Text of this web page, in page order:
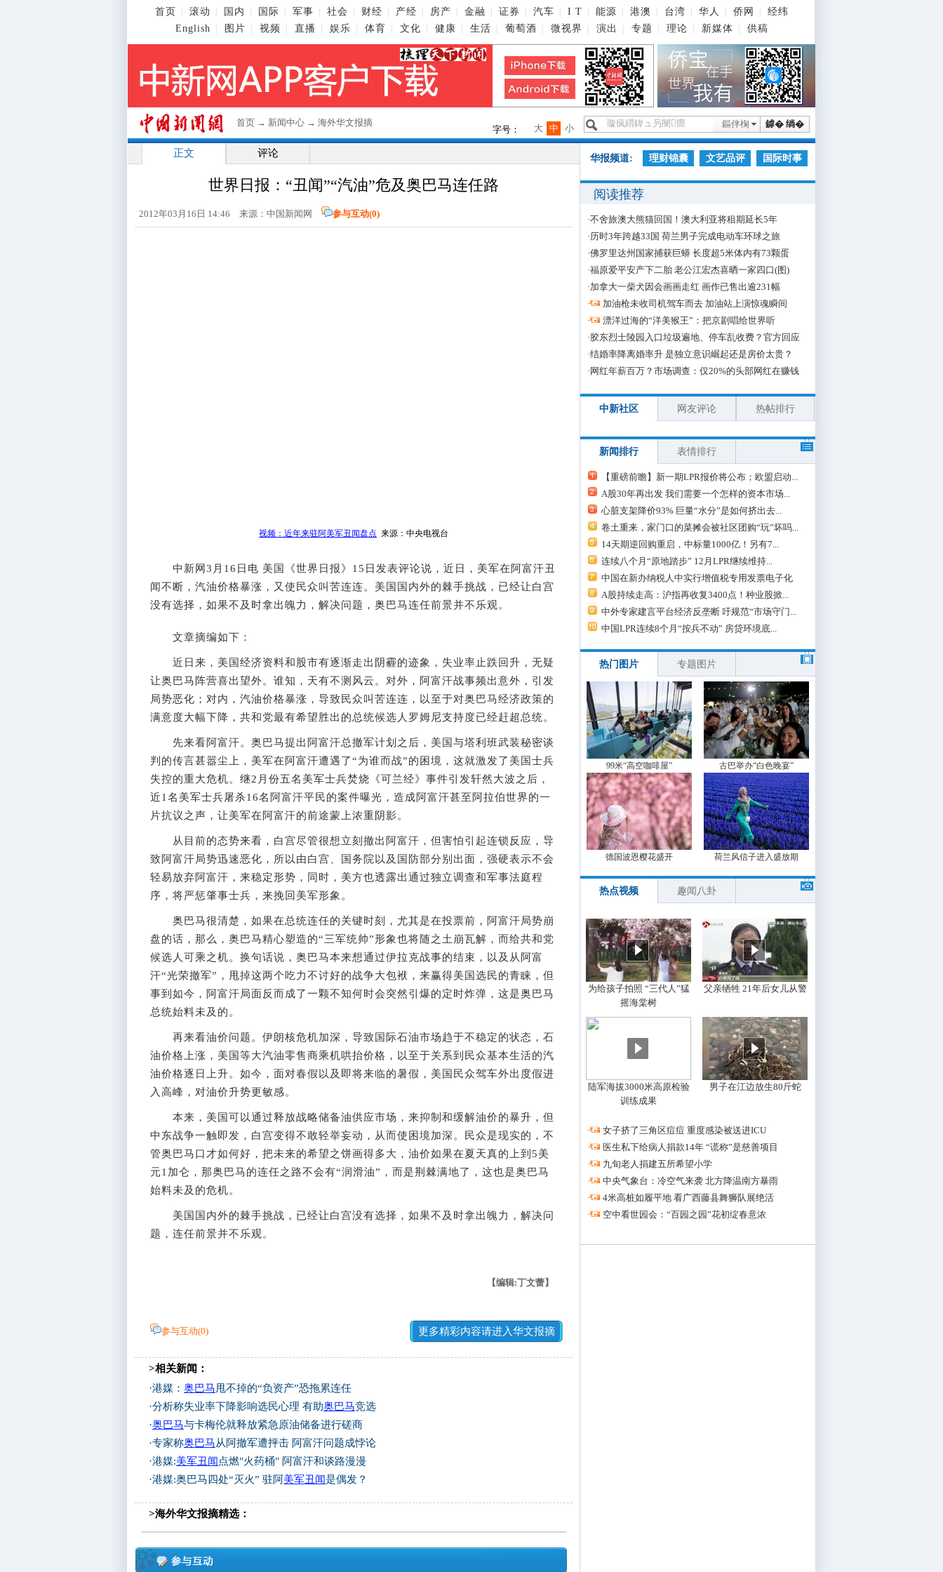
首页 滚动 国内 国际 军事 社会 财经 产经 房产 金融 证券 汽车 I T 能源 港澳 台湾 华人 侨网
经纬
English
图片 视频 直播 娱乐 体育 文化 健康 生活 葡萄酒 微视界 演出 专题 理论 新媒体 供稿
首页 → 新闻中心 → 海外华文报摘 鎼� 绱�
鏂伴椈
字号： 小
中
大
正文 评论
世界日报：“丑闻”“汽油”危及奥巴马连任路
2012年03月16日 14:46 来源：中国新闻网 参与互动(0)
视频：近年来驻阿美军丑闻盘点 来源：中央电视台
中新网3月16日电 美国《世界日报》15日发表评论说，近日，美军在阿富汗丑
闻不断，汽油价格暴涨，又使民众叫苦连连。美国国内外的棘手挑战，已经让白宫
没有选择，如果不及时拿出魄力，解决问题，奥巴马连任前景并不乐观。
文章摘编如下：
近日来，美国经济资料和股市有逐渐走出阴霾的迹象，失业率止跌回升，无疑
让奥巴马阵营喜出望外。谁知，天有不测风云。对外，阿富汗战事频出意外，引发
局势恶化；对内，汽油价格暴涨，导致民众叫苦连连，以至于对奥巴马经济政策的
满意度大幅下降，共和党最有希望胜出的总统候选人罗姆尼支持度已经赶超总统。
先来看阿富汗。奥巴马提出阿富汗总撤军计划之后，美国与塔利班武装秘密谈
判的传言甚嚣尘上，美军在阿富汗遭遇了“为谁而战”的困境，这就激发了美国士兵
失控的重大危机。继2月份五名美军士兵焚烧《可兰经》事件引发轩然大波之后，
近1名美军士兵屠杀16名阿富汗平民的案件曝光，造成阿富汗甚至阿拉伯世界的一
片抗议之声，让美军在阿富汗的前途蒙上浓重阴影。
从目前的态势来看，白宫尽管很想立刻撤出阿富汗，但害怕引起连锁反应，导
致阿富汗局势迅速恶化，所以由白宫、国务院以及国防部分别出面，强硬表示不会
轻易放弃阿富汗，来稳定形势，同时，美方也透露出通过独立调查和军事法庭程
序，将严惩肇事士兵，来挽回美军形象。
奥巴马很清楚，如果在总统连任的关键时刻，尤其是在投票前，阿富汗局势崩
盘的话，那么，奥巴马精心塑造的“三军统帅”形象也将随之土崩瓦解，而给共和党
候选人可乘之机。换句话说，奥巴马本来想通过伊拉克战事的结束，以及从阿富
汗“光荣撤军”，甩掉这两个吃力不讨好的战争大包袱，来赢得美国选民的青睐，但
事到如今，阿富汗局面反而成了一颗不知何时会突然引爆的定时炸弹，这是奥巴马
总统始料未及的。
再来看油价问题。伊朗核危机加深，导致国际石油市场趋于不稳定的状态，石
油价格上涨，美国等大汽油零售商乘机哄抬价格，以至于关系到民众基本生活的汽
油价格逐日上升。如今，面对春假以及即将来临的暑假，美国民众驾车外出度假进
入高峰，对油价升势更敏感。
本来，美国可以通过释放战略储备油供应市场，来抑制和缓解油价的暴升，但
中东战争一触即发，白宫变得不敢轻举妄动，从而使困境加深。民众是现实的，不
管奥巴马口才如何好，把未来的希望之饼画得多大，油价如果在夏天真的上到5美
元1加仑，那奥巴马的连任之路不会有“润滑油”，而是荆棘满地了，这也是奥巴马
始料未及的危机。
美国国内外的棘手挑战，已经让白宫没有选择，如果不及时拿出魄力，解决问
题，连任前景并不乐观。
【编辑:丁文蕾】
参与互动(0) 更多精彩内容请进入华文报摘
>相关新闻：
·港媒： 奥巴马甩不掉的“负资产”恐拖累连任
·分析称失业率下降影响选民心理 有助奥巴马竞选
·奥巴马与卡梅伦就释放紧急原油储备进行磋商
·专家称奥巴马从阿撤军遭抨击 阿富汗问题成悖论
·港媒:美军丑闻 点燃"火药桶" 阿富汗和谈路漫漫
·港媒:奥巴马四处“灭火” 驻阿美军丑闻是偶发？
>海外华文报摘精选：
华报频道: 理财锦囊 文艺品评 国际时事
阅读推荐
·不舍旅澳大熊猫回国！澳大利亚将租期延长5年
·历时3年跨越33国 荷兰男子完成电动车环球之旅
·佛罗里达州国家捕获巨蟒 长度超5米体内有73颗蛋
·福原爱平安产下二胎 老公江宏杰喜晒一家四口(图)
·加拿大一柴犬因会画画走红 画作已售出逾231幅
·
加油枪未收司机驾车而去 加油站上演惊魂瞬间
·
漂洋过海的“洋美猴王”：把京剧唱给世界听
·胶东烈士陵园入口垃圾遍地、停车乱收费？官方回应
·结婚率降离婚率升 是独立意识崛起还是房价太贵？
· 网红年薪百万？市场调查：仅20%的头部网红在赚钱
中新社区 网友评论 热帖排行
新闻排行 表情排行
【重磅前瞻】新一期LPR报价将公布；欧盟启动...
A股30年再出发 我们需要一个怎样的资本市场...
心脏支架降价93% 巨量“水分”是如何挤出去...
卷土重来，家门口的菜摊会被社区团购“玩”坏吗...
14天期逆回购重启，中标量1000亿！另有7...
连续八个月“原地踏步” 12月LPR继续维持...
中国在新办纳税人中实行增值税专用发票电子化
A股持续走高：沪指再收复3400点！种业股掀...
中外专家建言平台经济反垄断 吁规范“市场守门...
中国LPR连续8个月“按兵不动” 房贷环境底...
热门图片 专题图片
99米“高空咖啡屋” 古巴举办“白色晚宴”
德国波恩樱花盛开 荷兰风信子进入盛放期
热点视频 趣闻八卦
为给孩子拍照 “三代人”猛
摇海棠树
父亲牺牲 21年后女儿从警
陆军海拔3000米高原检验
训练成果
男子在江边放生80斤蛇
·
女子挤了三角区痘痘 重度感染被送进ICU
·
医生私下给病人捐款14年 “谎称”是慈善项目
·
九旬老人捐建五所希望小学
·
中央气象台：冷空气来袭 北方降温南方暴雨
·
4米高桩如履平地 看广西藤县舞狮队展绝活
·
空中看世园会：“百园之园”花初绽春意浓